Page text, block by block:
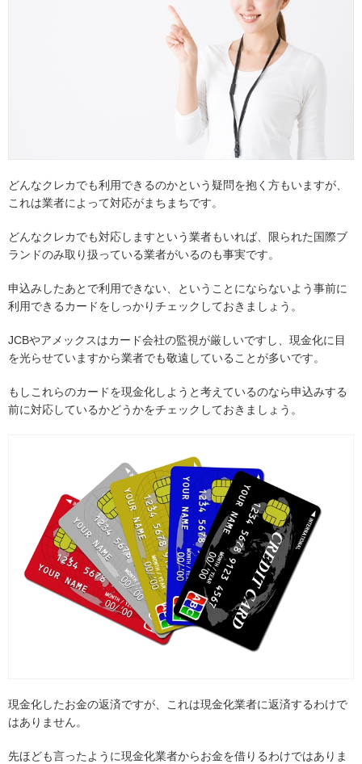
どんなクレカでも利用できるのかという疑問を抱く方もいますが、
これは業者によって対応がまちまちです。
どんなクレカでも対応しますという業者もいれば、限られた国際ブ
ランドのみ取り扱っている業者がいるのも事実です。
申込みしたあとで利用できない、ということにならないよう事前に
利用できるカードをしっかりチェックしておきましょう。
JCBやアメックスはカード会社の監視が厳しいですし、現金化に目
を光らせていますから業者でも敬遠していることが多いです。
もしこれらのカードを現金化しようと考えているのなら申込みする
前に対応しているかどうかをチェックしておきましょう。
現金化したお金の返済ですが、これは現金化業者に返済するわけで
はありません。
先ほども言ったように現金化業者からお金を借りるわけではありま